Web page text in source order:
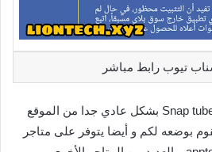
تيوب رابط مباشر
يمكنك تحميل سناب تيوب Snap tube بشكل عادي جدا من الموقع
بوضعه لكم و أيضا يتوفر على متاجر